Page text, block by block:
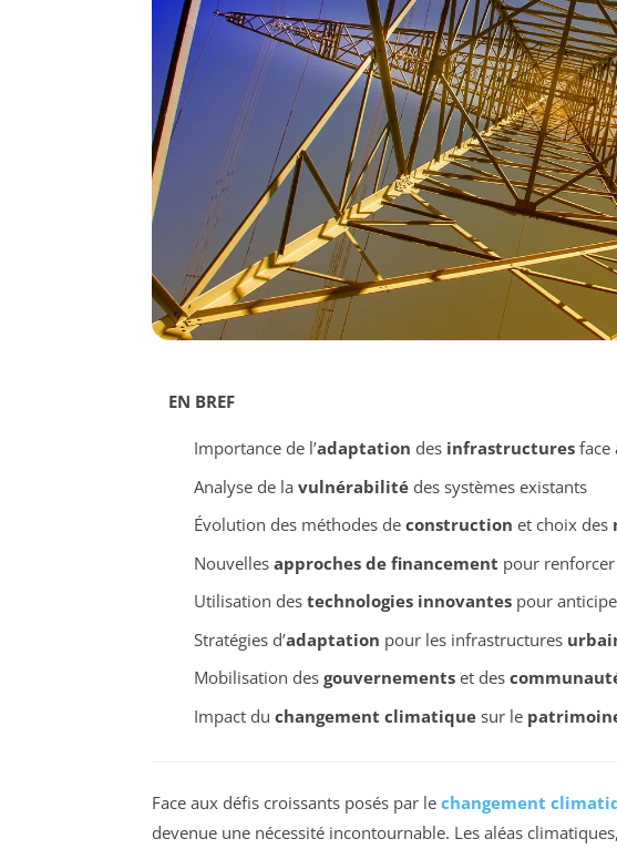
EN BREF
Importance de l’adaptation des infrastructuresface
Analyse de la vulnérabilitédes systèmes existants
Évolution des méthodes de construction et choix des
Nouvelles approches de financement pour renforcer
Utilisation des technologies innovantespour
Stratégies d’adaptation pour les infrastructures
Mobilisation des gouvernementset des
Impact du changement climatiquesur le
Face aux défis croissants posés par le changement
devenue une nécessité incontournable. Les aléas